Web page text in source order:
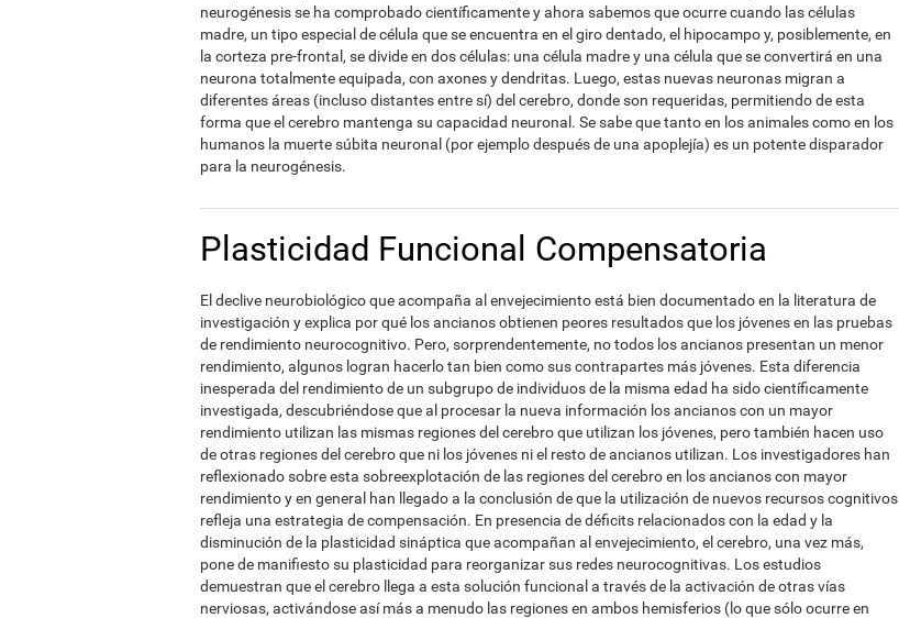
neurogénesis se ha comprobado científicamente y ahora sabemos que ocurre cuando las células
madre, un tipo especial de célula que se encuentra en el giro dentado, el hipocampo y, posiblemente, en
la corteza pre-frontal, se divide en dos células: una célula madre y una célula que se convertirá en una
neurona totalmente equipada, con axones y dendritas. Luego, estas nuevas neuronas migran a
diferentes áreas (incluso distantes entre sí) del cerebro, donde son requeridas, permitiendo de esta
forma que el cerebro mantenga su capacidad neuronal. Se sabe que tanto en los animales como en los
humanos la muerte súbita neuronal (por ejemplo después de una apoplejía) es un potente disparador
para la neurogénesis.
Plasticidad Funcional Compensatoria
El declive neurobiológico que acompaña al envejecimiento está bien documentado en la literatura de
investigación y explica por qué los ancianos obtienen peores resultados que los jóvenes en las pruebas
de rendimiento neurocognitivo. Pero, sorprendentemente, no todos los ancianos presentan un menor
rendimiento, algunos logran hacerlo tan bien como sus contrapartes más jóvenes. Esta diferencia
inesperada del rendimiento de un subgrupo de individuos de la misma edad ha sido científicamente
investigada, descubriéndose que al procesar la nueva información los ancianos con un mayor
rendimiento utilizan las mismas regiones del cerebro que utilizan los jóvenes, pero también hacen uso
de otras regiones del cerebro que ni los jóvenes ni el resto de ancianos utilizan. Los investigadores han
reflexionado sobre esta sobreexplotación de las regiones del cerebro en los ancianos con mayor
rendimiento y en general han llegado a la conclusión de que la utilización de nuevos recursos cognitivos
refleja una estrategia de compensación. En presencia de déficits relacionados con la edad y la
disminución de la plasticidad sináptica que acompañan al envejecimiento, el cerebro, una vez más,
pone de manifiesto su plasticidad para reorganizar sus redes neurocognitivas. Los estudios
demuestran que el cerebro llega a esta solución funcional a través de la activación de otras vías
nerviosas, activándose así más a menudo las regiones en ambos hemisferios (lo que sólo ocurre en